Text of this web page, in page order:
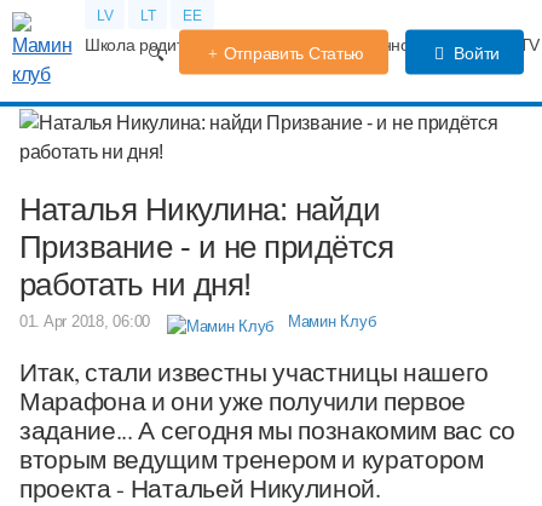
LV LT EE
Школа родителей Календарь беременности Форум
Отправить Статью Войти
Наталья Никулина: найди
Призвание - и не придётся
работать ни дня!
01. Apr 2018, 06:00 Мамин Клуб
Итак, стали известны участницы нашего
Марафона и они уже получили первое
задание... А сегодня мы познакомим вас со
вторым ведущим тренером и куратором
проекта - Натальей Никулиной.